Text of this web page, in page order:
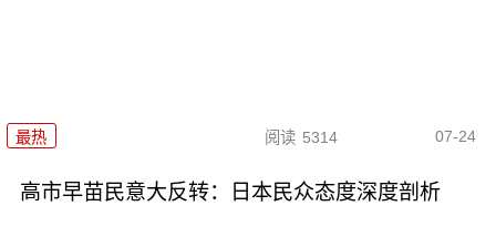
最热 阅读 5314 07-24
高市早苗民意大反转：日本民众态度深度剖析